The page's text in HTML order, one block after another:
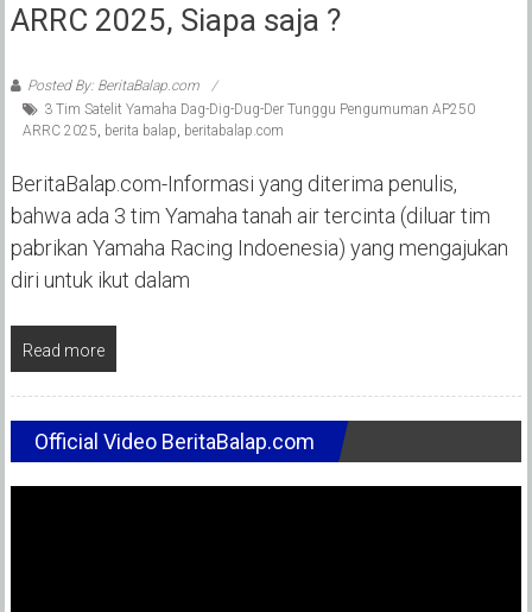
ARRC 2025, Siapa saja ?
Posted By: BeritaBalap.com
3 Tim Satelit Yamaha Dag-Dig-Dug-Der Tunggu Pengumuman AP250
ARRC 2025 berita balap beritabalap.com
BeritaBalap.com-Informasi yang diterima penulis,
bahwa ada 3 tim Yamaha tanah air tercinta (diluar tim
pabrikan Yamaha Racing Indoenesia) yang mengajukan
diri untuk ikut dalam
Read more
Official Video BeritaBalap.com